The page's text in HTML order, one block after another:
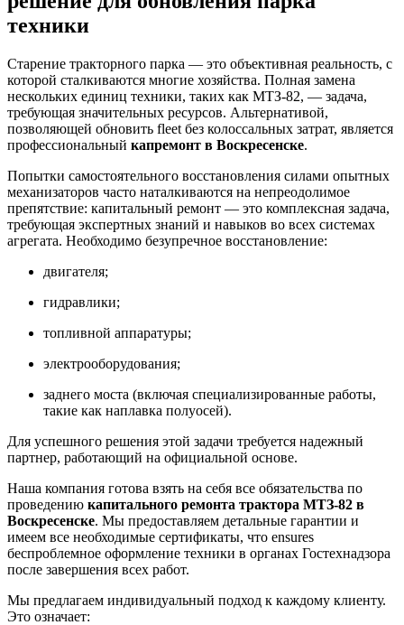
техники
Старение тракторного парка — это объективная реальность, с
которой сталкиваются многие хозяйства. Полная замена
нескольких единиц техники, таких как МТЗ-82, — задача,
требующая значительных ресурсов. Альтернативой,
позволяющей обновить fleet без колоссальных затрат, является
профессиональный капремонт в Воскресенске.
Попытки самостоятельного восстановления силами опытных
механизаторов часто наталкиваются на непреодолимое
препятствие: капитальный ремонт — это комплексная задача,
требующая экспертных знаний и навыков во всех системах
агрегата. Необходимо безупречное восстановление:
двигателя;
гидравлики;
топливной аппаратуры;
электрооборудования;
заднего моста (включая специализированные работы,
такие как наплавка полуосей).
Для успешного решения этой задачи требуется надежный
партнер, работающий на официальной основе.
Наша компания готова взять на себя все обязательства по
проведению капитального ремонта трактора МТЗ-82 в
Воскресенске. Мы предоставляем детальные гарантии и
имеем все необходимые сертификаты, что ensures
беспроблемное оформление техники в органах Гостехнадзора
после завершения всех работ.
Мы предлагаем индивидуальный подход к каждому клиенту.
Это означает: